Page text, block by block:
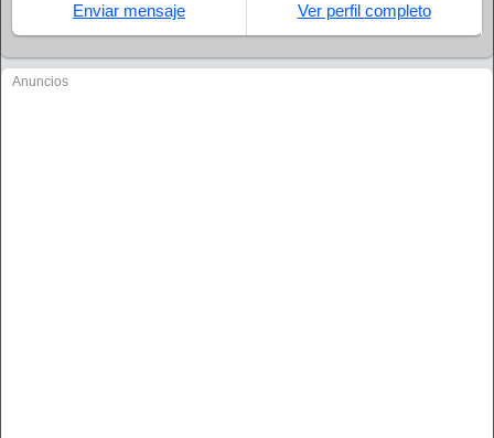
Enviar mensaje Ver perfil completo
Anuncios